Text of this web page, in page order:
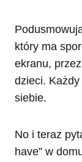
który ma
ekranu,
dzieci.
siebie.
No i teraz
have” w